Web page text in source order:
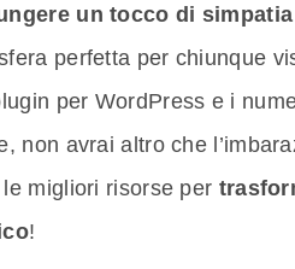
un tocco di
perfetta per chiunque
per WordPress e i
non avrai altro che
migliori risorse per
!